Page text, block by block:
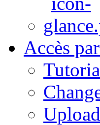
Accès